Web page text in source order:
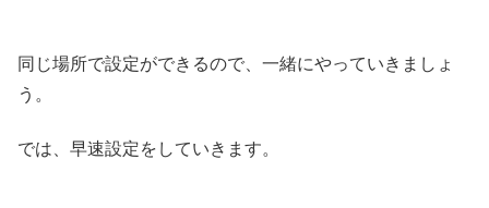
同じ場所で設定ができるので、一緒にやっていきましょ
う。
では、早速設定をしていきます。